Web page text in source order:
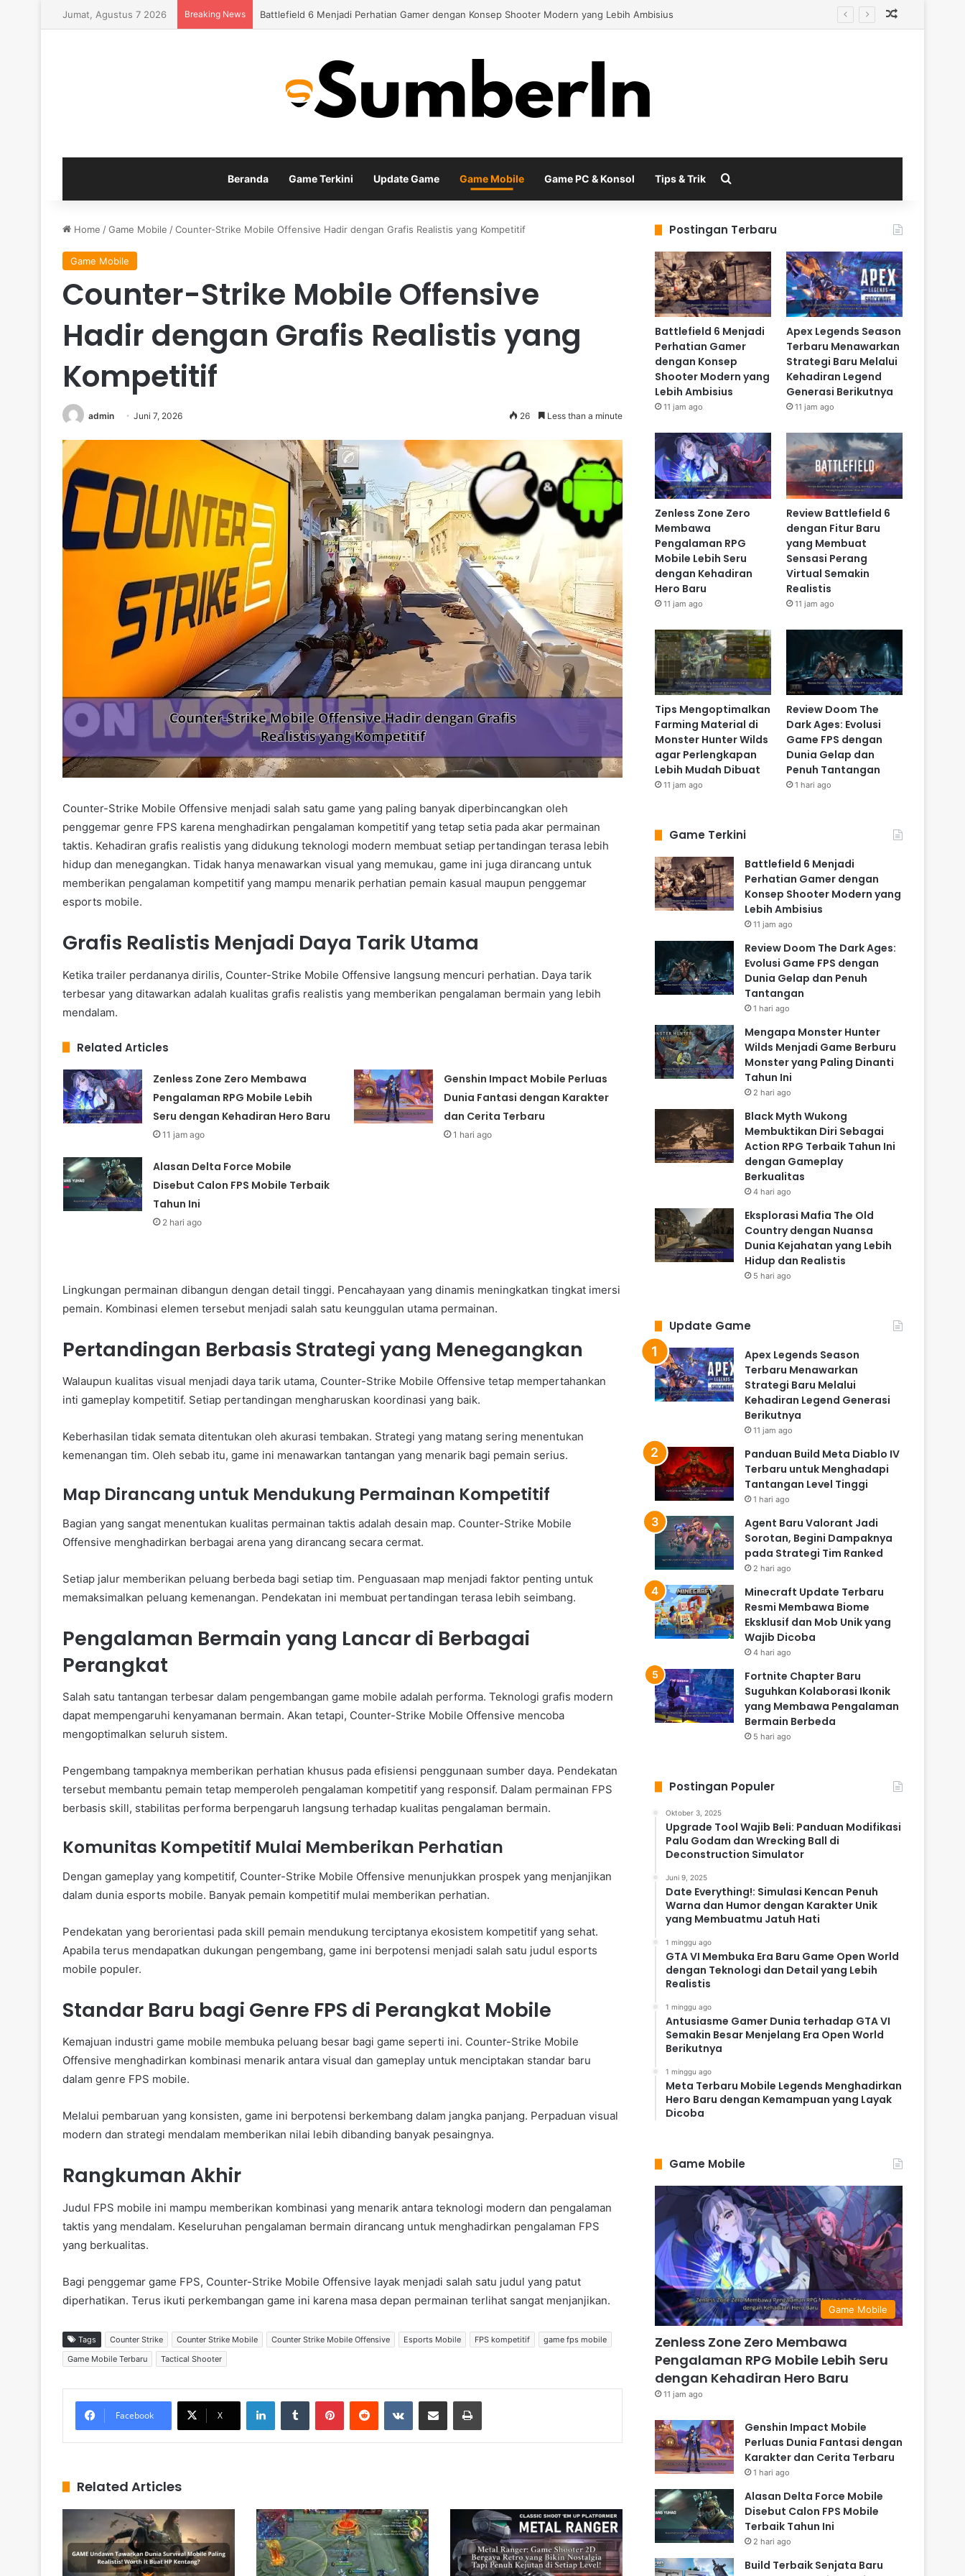
Jumat, Agustus 7 2026 Breaking News Apex Legends Season Terbaru Menawarkan Strategi Baru Melalui Kehadiran Legend Generasi Berikutnya
Beranda Game Terkini Update Game Game Mobile Game PC & Konsol Tips & Trik
Home /Game Mobile /Counter-Strike Mobile Offensive Hadir dengan Grafis Realistis yang Kompetitif
Game Mobile
Counter-Strike Mobile Offensive
Hadir dengan Grafis Realistis yang
Kompetitif
admin Juni 7, 2026 26 Less than a minute
Counter-Strike Mobile Offensive menjadi salah satu game yang paling banyak diperbincangkan oleh
penggemar genre FPS karena menghadirkan pengalaman kompetitif yang tetap setia pada akar permainan
taktis. Kehadiran grafis realistis yang didukung teknologi modern membuat setiap pertandingan terasa lebih
hidup dan menegangkan. Tidak hanya menawarkan visual yang memukau, game ini juga dirancang untuk
memberikan pengalaman kompetitif yang mampu menarik perhatian pemain kasual maupun penggemar
esports mobile.
Grafis Realistis Menjadi Daya Tarik Utama
Ketika trailer perdananya dirilis, Counter-Strike Mobile Offensive langsung mencuri perhatian. Daya tarik
terbesar yang ditawarkan adalah kualitas grafis realistis yang memberikan pengalaman bermain yang lebih
mendalam.
Related Articles
Zenless Zone Zero Membawa
Pengalaman RPG Mobile Lebih
Seru dengan Kehadiran Hero Baru
11 jam ago
Genshin Impact Mobile Perluas
Dunia Fantasi dengan Karakter
dan Cerita Terbaru
1 hari ago
Alasan Delta Force Mobile
Disebut Calon FPS Mobile Terbaik
Tahun Ini
2 hari ago
Lingkungan permainan dibangun dengan detail tinggi. Pencahayaan yang dinamis meningkatkan tingkat imersi
pemain. Kombinasi elemen tersebut menjadi salah satu keunggulan utama permainan.
Pertandingan Berbasis Strategi yang Menegangkan
Walaupun kualitas visual menjadi daya tarik utama, Counter-Strike Mobile Offensive tetap mempertahankan
inti gameplay kompetitif. Setiap pertandingan mengharuskan koordinasi yang baik.
Keberhasilan tidak semata ditentukan oleh akurasi tembakan. Strategi yang matang sering menentukan
kemenangan tim. Oleh sebab itu, game ini menawarkan tantangan yang menarik bagi pemain serius.
Map Dirancang untuk Mendukung Permainan Kompetitif
Bagian yang sangat menentukan kualitas permainan taktis adalah desain map. Counter-Strike Mobile
Offensive menghadirkan berbagai arena yang dirancang secara cermat.
Setiap jalur memberikan peluang berbeda bagi setiap tim. Penguasaan map menjadi faktor penting untuk
memaksimalkan peluang kemenangan. Pendekatan ini membuat pertandingan terasa lebih seimbang.
Pengalaman Bermain yang Lancar di Berbagai
Perangkat
Salah satu tantangan terbesar dalam pengembangan game mobile adalah performa. Teknologi grafis modern
dapat mempengaruhi kenyamanan bermain. Akan tetapi, Counter-Strike Mobile Offensive mencoba
mengoptimalkan seluruh sistem.
Pengembang tampaknya memberikan perhatian khusus pada efisiensi penggunaan sumber daya. Pendekatan
tersebut membantu pemain tetap memperoleh pengalaman kompetitif yang responsif. Dalam permainan FPS
berbasis skill, stabilitas performa berpengaruh langsung terhadap kualitas pengalaman bermain.
Komunitas Kompetitif Mulai Memberikan Perhatian
Dengan gameplay yang kompetitif, Counter-Strike Mobile Offensive menunjukkan prospek yang menjanjikan
dalam dunia esports mobile. Banyak pemain kompetitif mulai memberikan perhatian.
Pendekatan yang berorientasi pada skill pemain mendukung terciptanya ekosistem kompetitif yang sehat.
Apabila terus mendapatkan dukungan pengembang, game ini berpotensi menjadi salah satu judul esports
mobile populer.
Standar Baru bagi Genre FPS di Perangkat Mobile
Kemajuan industri game mobile membuka peluang besar bagi game seperti ini. Counter-Strike Mobile
Offensive menghadirkan kombinasi menarik antara visual dan gameplay untuk menciptakan standar baru
dalam genre FPS mobile.
Melalui pembaruan yang konsisten, game ini berpotensi berkembang dalam jangka panjang. Perpaduan visual
modern dan strategi mendalam memberikan nilai lebih dibanding banyak pesaingnya.
Rangkuman Akhir
Judul FPS mobile ini mampu memberikan kombinasi yang menarik antara teknologi modern dan pengalaman
taktis yang mendalam. Keseluruhan pengalaman bermain dirancang untuk menghadirkan pengalaman FPS
yang berkualitas.
Bagi penggemar game FPS, Counter-Strike Mobile Offensive layak menjadi salah satu judul yang patut
diperhatikan. Terus ikuti perkembangan game ini karena masa depan permainan terlihat sangat menjanjikan.
Tags Counter Strike Counter Strike Mobile Counter Strike Mobile Offensive Esports Mobile FPS kompetitif
game fps mobile
Game Mobile Terbaru
Tactical Shooter
Facebook X
Related Articles
Postingan Terbaru
Battlefield 6 Menjadi
Perhatian Gamer
dengan Konsep
Shooter Modern yang
Lebih Ambisius
11 jam ago
Apex Legends Season
Terbaru Menawarkan
Strategi Baru Melalui
Kehadiran Legend
Generasi Berikutnya
11 jam ago
Zenless Zone Zero
Membawa
Pengalaman RPG
Mobile Lebih Seru
dengan Kehadiran
Hero Baru
11 jam ago
Review Battlefield 6
dengan Fitur Baru
yang Membuat
Sensasi Perang
Virtual Semakin
Realistis
11 jam ago
Tips Mengoptimalkan
Farming Material di
Monster Hunter Wilds
agar Perlengkapan
Lebih Mudah Dibuat
11 jam ago
Review Doom The
Dark Ages: Evolusi
Game FPS dengan
Dunia Gelap dan
Penuh Tantangan
1 hari ago
Game Terkini
Battlefield 6 Menjadi
Perhatian Gamer dengan
Konsep Shooter Modern yang
Lebih Ambisius
11 jam ago
Review Doom The Dark Ages:
Evolusi Game FPS dengan
Dunia Gelap dan Penuh
Tantangan
1 hari ago
Mengapa Monster Hunter
Wilds Menjadi Game Berburu
Monster yang Paling Dinanti
Tahun Ini
2 hari ago
Black Myth Wukong
Membuktikan Diri Sebagai
Action RPG Terbaik Tahun Ini
dengan Gameplay
Berkualitas
4 hari ago
Eksplorasi Mafia The Old
Country dengan Nuansa
Dunia Kejahatan yang Lebih
Hidup dan Realistis
5 hari ago
Update Game
Apex Legends Season
Terbaru Menawarkan
Strategi Baru Melalui
Kehadiran Legend Generasi
Berikutnya
11 jam ago
Panduan Build Meta Diablo IV
Terbaru untuk Menghadapi
Tantangan Level Tinggi
1 hari ago
Agent Baru Valorant Jadi
Sorotan, Begini Dampaknya
pada Strategi Tim Ranked
2 hari ago
Minecraft Update Terbaru
Resmi Membawa Biome
Eksklusif dan Mob Unik yang
Wajib Dicoba
4 hari ago
Fortnite Chapter Baru
Suguhkan Kolaborasi Ikonik
yang Membawa Pengalaman
Bermain Berbeda
5 hari ago
Postingan Populer
Oktober 3, 2025
Upgrade Tool Wajib Beli: Panduan Modifikasi
Palu Godam dan Wrecking Ball di
Deconstruction Simulator
Juni 9, 2025
Date Everything!: Simulasi Kencan Penuh
Warna dan Humor dengan Karakter Unik
yang Membuatmu Jatuh Hati
1 minggu ago
GTA VI Membuka Era Baru Game Open World
dengan Teknologi dan Detail yang Lebih
Realistis
1 minggu ago
Antusiasme Gamer Dunia terhadap GTA VI
Semakin Besar Menjelang Era Open World
Berikutnya
1 minggu ago
Meta Terbaru Mobile Legends Menghadirkan
Hero Baru dengan Kemampuan yang Layak
Dicoba
Game Mobile
Game Mobile
Zenless Zone Zero Membawa
Pengalaman RPG Mobile Lebih Seru
dengan Kehadiran Hero Baru
11 jam ago
Genshin Impact Mobile
Perluas Dunia Fantasi dengan
Karakter dan Cerita Terbaru
1 hari ago
Alasan Delta Force Mobile
Disebut Calon FPS Mobile
Terbaik Tahun Ini
2 hari ago
Build Terbaik Senjata Baru